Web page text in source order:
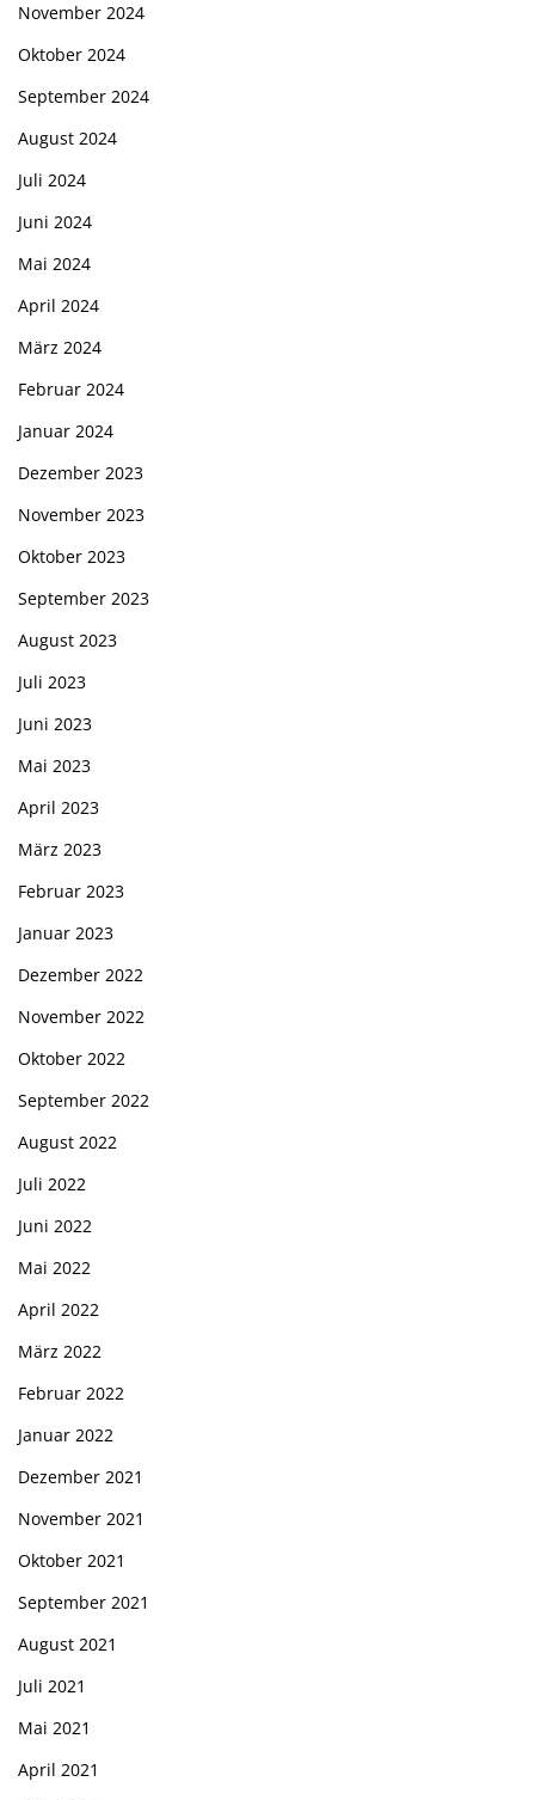
November 2024
Oktober 2024
September 2024
August 2024
Juli 2024
Juni 2024
Mai 2024
April 2024
März 2024
Februar 2024
Januar 2024
Dezember 2023
November 2023
Oktober 2023
September 2023
August 2023
Juli 2023
Juni 2023
Mai 2023
April 2023
März 2023
Februar 2023
Januar 2023
Dezember 2022
November 2022
Oktober 2022
September 2022
August 2022
Juli 2022
Juni 2022
Mai 2022
April 2022
März 2022
Februar 2022
Januar 2022
Dezember 2021
November 2021
Oktober 2021
September 2021
August 2021
Juli 2021
Mai 2021
April 2021